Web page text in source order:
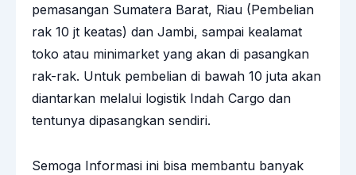
pemasangan Sumatera Barat, Riau (Pembelian
rak 10 jt keatas) dan Jambi, sampai kealamat
toko atau minimarket yang akan di pasangkan
rak-rak. Untuk pembelian di bawah 10 juta akan
diantarkan melalui logistik Indah Cargo dan
tentunya dipasangkan sendiri.
Semoga Informasi ini bisa membantu banyak